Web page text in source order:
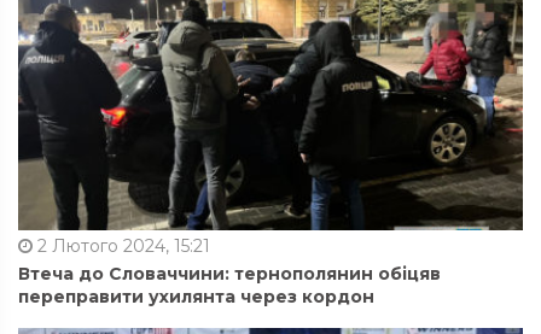
2 Лютого 2024, 15:21
Втеча до Словаччини: тернополянин обіцяв
переправити ухилянта через кордон